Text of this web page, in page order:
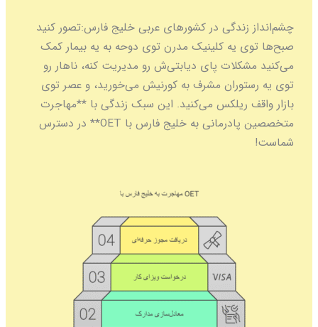
در کشورهای عربی خلیج فارس:تصور کنید
کلینیک مدرن توی دوحه به یه بیمار کمک
پای دیابتی‌ش رو مدیریت کنه، ناهار رو
مشرف به کورنیش می‌خورید، و عصر توی
ریلکس می‌کنید. این سبک زندگی با **مهاجرت
متخصصین پادرمانی به خلیج فارس با OET** در دسترس